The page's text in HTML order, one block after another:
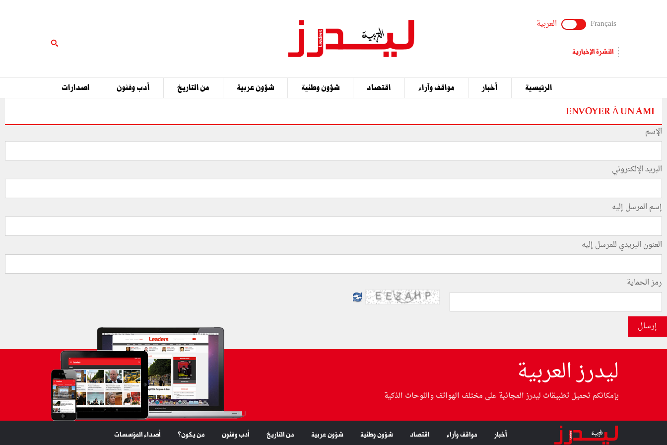
Français العربية
النشرة الإخبارية
الرئيسية أخبار مواقف وآراء اقتصاد شؤون وطنية شؤون عربية من التاريخ أدب وفنون اصدارات
ENVOYER À UN AMI
الإسم
البريد الإلكتروني
إسم المرسل إليه
العنون البريدي للمرسل إليه
رمز الحماية
إرسال
ليدرز العربية
بإمكانكم تحميل تطبيقات ليدرز المجانية على مختلف الهواتف واللوحات الذكية
أخبار مواقف وآراء اقتصاد شؤون وطنية شؤون عربية من التاريخ أدب وفنون من يكون؟ أصداء المؤسسات